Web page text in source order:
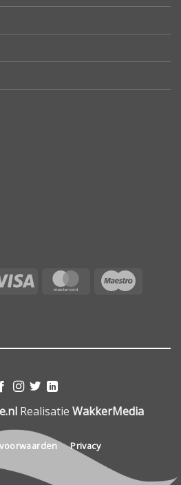
Visa MasterCard
Realisatie WakkerMedia
Privacy